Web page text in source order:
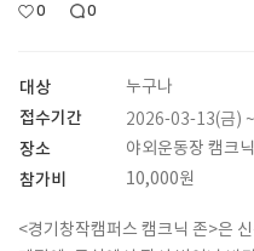
0 0
대상 누구나
접수기간 2026-03-13(금)
장소 야외운동장 캠크
참가비 10,000원
<경기창작캠퍼스 캠크닉 존>은